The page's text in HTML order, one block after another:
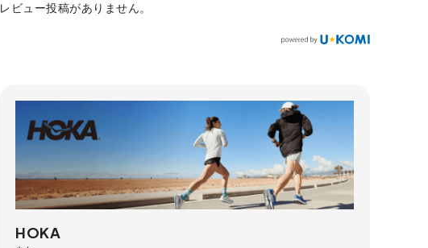
レビュー投稿がありません。
HOKA